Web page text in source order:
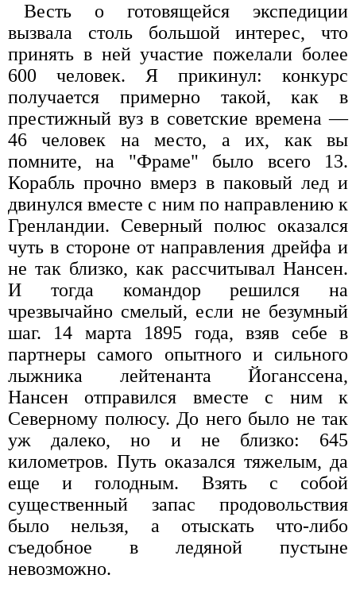
Весть о готовящейся экспедиции
вызвала столь большой интерес, что
принять в ней участие пожелали более
600 человек. Я прикинул: конкурс
получается примерно такой, как в
престижный вуз в советские времена —
46 человек на место, а их, как вы
помните, на "Фраме" было всего 13.
Корабль прочно вмерз в паковый лед и
двинулся вместе с ним по направлению к
Гренландии. Северный полюс оказался
чуть в стороне от направления дрейфа и
не так близко, как рассчитывал Нансен.
И тогда командор решился на
чрезвычайно смелый, если не безумный
шаг. 14 марта 1895 года, взяв себе в
партнеры самого опытного и сильного
лыжника лейтенанта Йоганссена,
Нансен отправился вместе с ним к
Северному полюсу. До него было не так
уж далеко, но и не близко: 645
километров. Путь оказался тяжелым, да
еще и голодным. Взять с собой
существенный запас продовольствия
было нельзя, а отыскать что-либо
съедобное в ледяной пустыне
невозможно.